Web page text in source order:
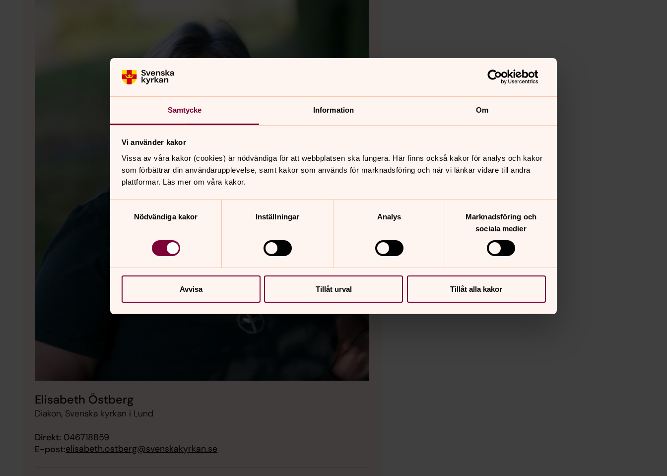
Samtycke Information Om
Vi använder kakor
Vissa av våra kakor (cookies) är nödvändiga för att webbplatsen ska fungera. Här finns också kakor för analys och kakor
som förbättrar din användarupplevelse, samt kakor som används för marknadsföring och när vi länkar vidare till andra
plattformar. Läs mer om våra kakor.
Nödvändiga kakor
Inställningar Analys
Marknadsföring och
sociala medier
Avvisa Tillåt urval Tillåt alla kakor
Elisabeth Östberg
Diakon, Svenska kyrkan i Lund
Direkt: 046718859
E-post:elisabeth.ostberg@svenskakyrkan.se